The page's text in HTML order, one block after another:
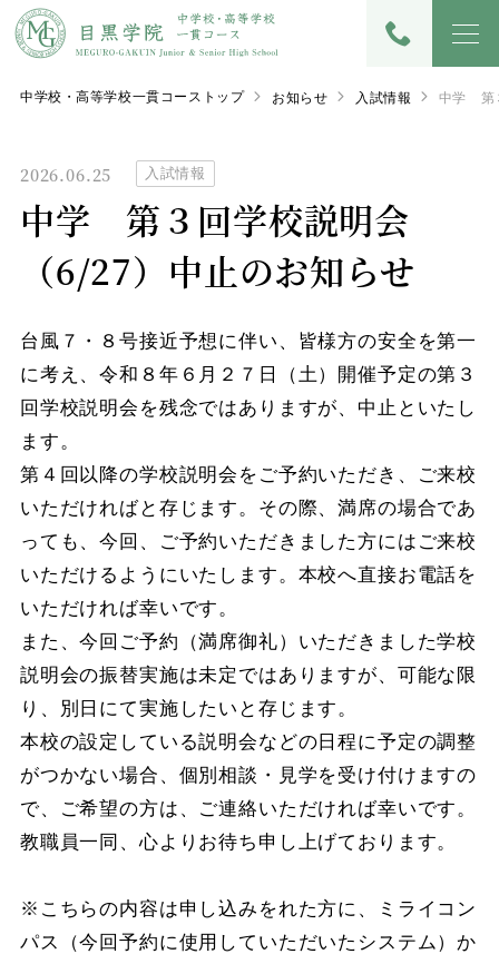
中学校・高等学校一貫コーストップ お知らせ 入試情報 中学 第
2026.06.25 入試情報
中学 第３回学校説明会
（6/27）中止のお知らせ
台風７・８号接近予想に伴い、皆様方の安全を第一
に考え、令和８年６月２７日（土）開催予定の第３
回学校説明会を残念ではありますが、中止といたし
ます。
第４回以降の学校説明会をご予約いただき、ご来校
いただければと存じます。その際、満席の場合であ
っても、今回、ご予約いただきました方にはご来校
いただけるようにいたします。本校へ直接お電話を
いただければ幸いです。
また、今回ご予約（満席御礼）いただきました学校
説明会の振替実施は未定ではありますが、可能な限
り、別日にて実施したいと存じます。
本校の設定している説明会などの日程に予定の調整
がつかない場合、個別相談・見学を受け付けますの
で、ご希望の方は、ご連絡いただければ幸いです。
教職員一同、心よりお待ち申し上げております。
※こちらの内容は申し込みをれた方に、ミライコン
パス（今回予約に使用していただいたシステム）か